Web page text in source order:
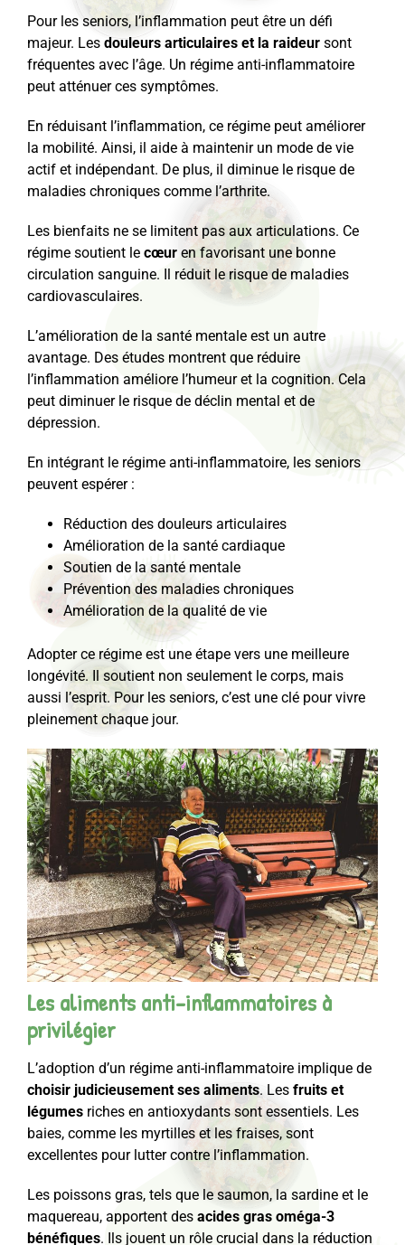
Pour les seniors, l’inflammation peut être un défi
majeur. Les douleurs articulaires et la raideur sont
fréquentes avec l’âge. Un régime anti-inflammatoire
peut atténuer ces symptômes.
En réduisant l’inflammation, ce régime peut améliorer
la mobilité. Ainsi, il aide à maintenir un mode de vie
actif et indépendant. De plus, il diminue le risque de
maladies chroniques comme l’arthrite.
Les bienfaits ne se limitent pas aux articulations. Ce
régime soutient le cœur en favorisant une bonne
circulation sanguine. Il réduit le risque de maladies
cardiovasculaires.
L’amélioration de la santé mentale est un autre
avantage. Des études montrent que réduire
l’inflammation améliore l’humeur et la cognition. Cela
peut diminuer le risque de déclin mental et de
dépression.
En intégrant le régime anti-inflammatoire, les seniors
peuvent espérer :
Réduction des douleurs articulaires
Amélioration de la santé cardiaque
Soutien de la santé mentale
Prévention des maladies chroniques
Amélioration de la qualité de vie
Adopter ce régime est une étape vers une meilleure
longévité. Il soutient non seulement le corps, mais
aussi l’esprit. Pour les seniors, c’est une clé pour vivre
pleinement chaque jour.
Les aliments anti-inflammatoires à
privilégier
L’adoption d’un régime anti-inflammatoire implique de
choisir judicieusement ses aliments. Les fruits et
légumes riches en antioxydants sont essentiels. Les
baies, comme les myrtilles et les fraises, sont
excellentes pour lutter contre l’inflammation.
Les poissons gras, tels que le saumon, la sardine et le
maquereau, apportent des acides gras oméga-3
bénéfiques. Ils jouent un rôle crucial dans la réduction